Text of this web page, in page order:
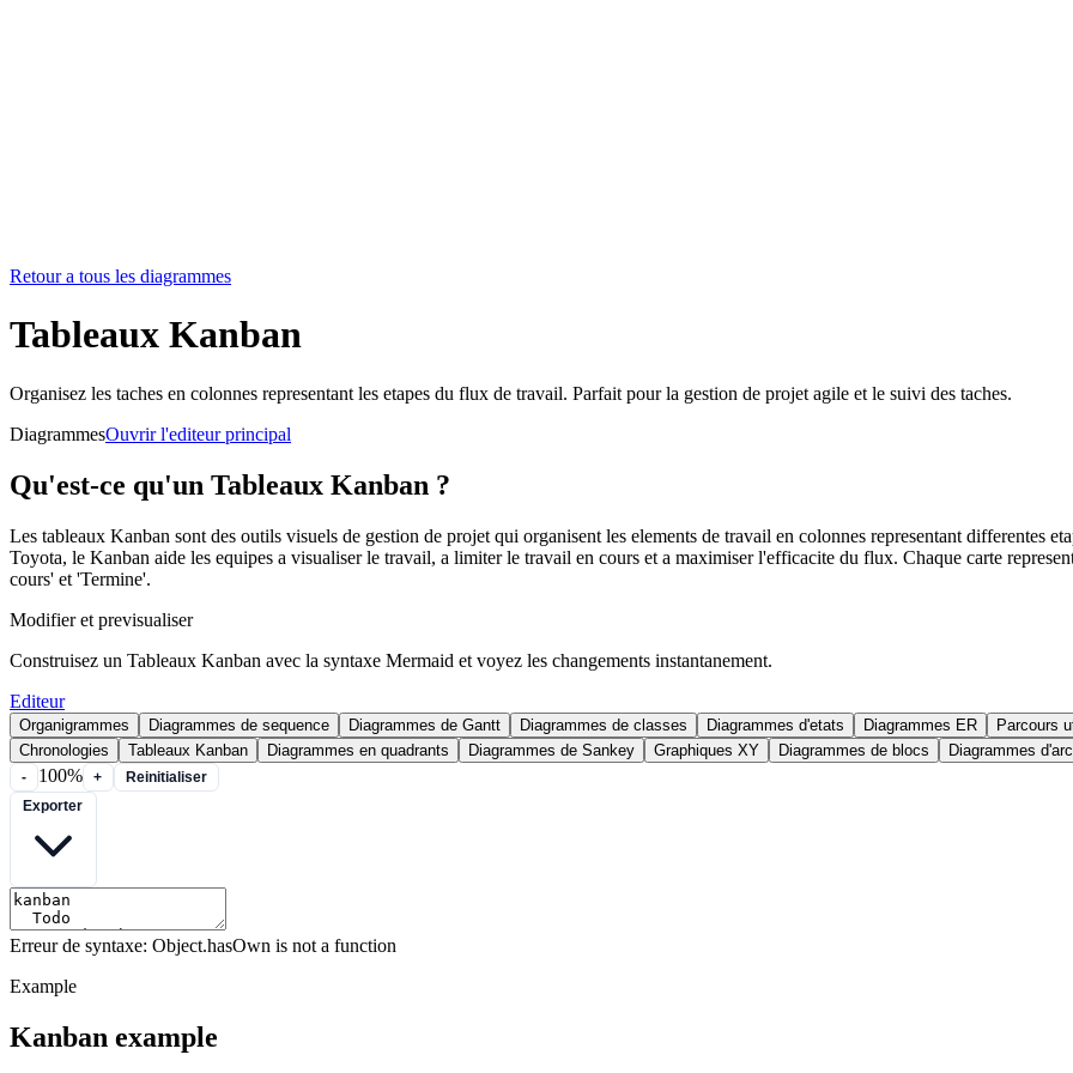
Retour a tous les diagrammes
Tableaux Kanban
Organisez les taches en colonnes representant les etapes du flux de travail. Parfait pour la gestion de projet agile et le suivi des taches.
DiagrammesOuvrir l'editeur principal
Qu'est-ce qu'un Tableaux Kanban ?
Les tableaux Kanban sont des outils visuels de gestion de projet qui organisent les elements de travail en colonnes representant differentes
Toyota, le Kanban aide les equipes a visualiser le travail, a limiter le travail en cours et a maximiser l'efficacite du flux. Chaque carte
cours' et 'Termine'.
Modifier et previsualiser
Construisez un Tableaux Kanban avec la syntaxe Mermaid et voyez les changements instantanement.
Editeur
Organigrammes Diagrammes de sequence Diagrammes de Gantt Diagrammes de classes Diagrammes d'etats Diagrammes ER Parcours
Chronologies
Tableaux Kanban Diagrammes en quadrants Diagrammes de Sankey Graphiques XY Diagrammes de blocs Diagrammes
- 100% +
Reinitialiser
Erreur de syntaxe: Object.hasOwn is not a function
Example
Kanban example